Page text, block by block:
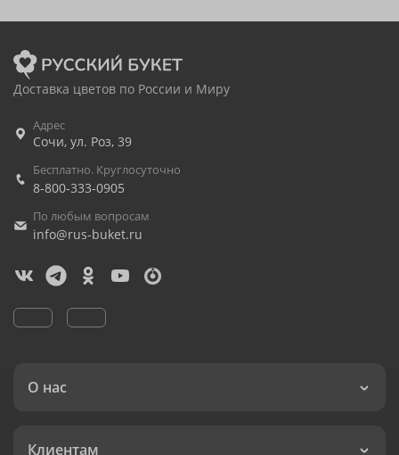
Доставка цветов по России и Миру
Адрес
Сочи, ул. Роз, 39
Бесплатно. Круглосуточно
8-800-333-0905
По любым вопросам
info@rus-buket.ru
О нас
Клиентам